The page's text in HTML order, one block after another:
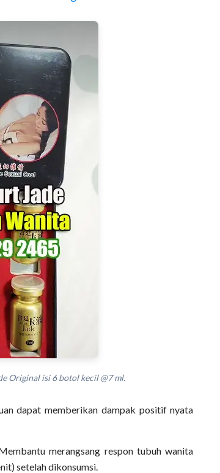
Original isi 6 botol kecil @7 ml.
dapat memberikan dampak positif nyata
merangsang respon tubuh wanita
setelah dikonsumsi.